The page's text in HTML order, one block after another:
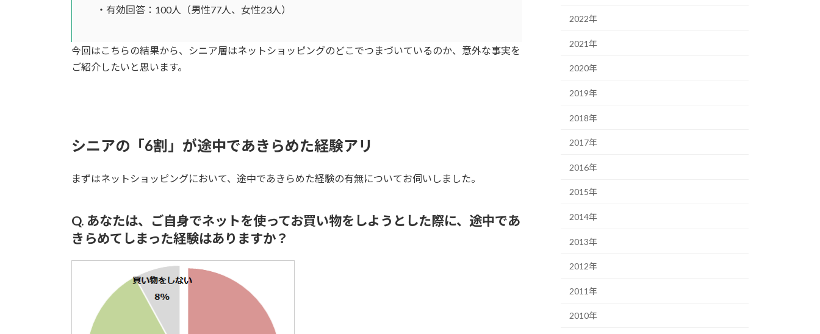
・有効回答：100人（男性77人、女性23人）
今回はこちらの結果から、シニア層はネットショッピングのどこでつまづいているのか、意外な事実を
ご紹介したいと思います。
シニアの「6割」が途中であきらめた経験アリ
まずはネットショッピングにおいて、途中であきらめた経験の有無についてお伺いしました。
Q. あなたは、ご自身でネットを使ってお買い物をしようとした際に、途中であ
きらめてしまった経験はありますか？
2022年
2021年
2020年
2019年
2018年
2017年
2016年
2015年
2014年
2013年
2012年
2011年
2010年